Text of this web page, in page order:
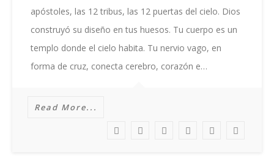
apóstoles, las 12 tribus, las 12 puertas del cielo. Dios
construyó su diseño en tus huesos. Tu cuerpo es un
templo donde el cielo habita. Tu nervio vago, en
forma de cruz, conecta cerebro, corazón e…
Read More...